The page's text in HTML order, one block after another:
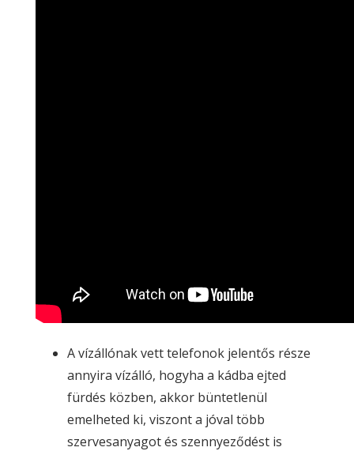
A vízállónak vett telefonok jelentős része
annyira vízálló, hogyha a kádba ejted
fürdés közben, akkor büntetlenül
emelheted ki, viszont a jóval több
szervesanyagot és szennyeződést is